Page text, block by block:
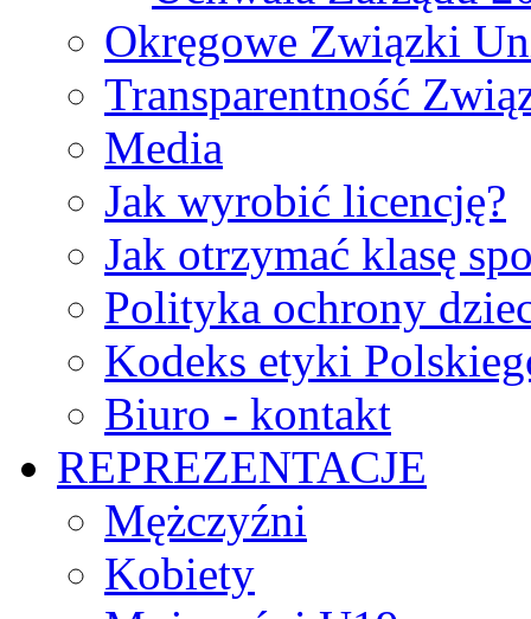
Okręgowe Związki
Transparentność
Media
Jak wyrobić licencję?
Jak otrzymać klasę
Polityka ochrony
Kodeks etyki
Biuro - kontakt
REPREZENTACJE
Mężczyźni
Kobiety